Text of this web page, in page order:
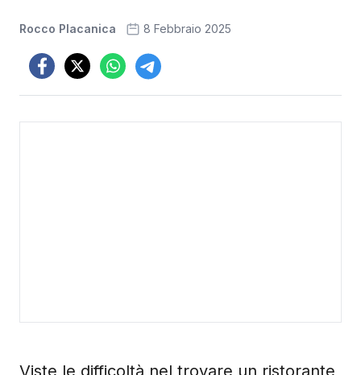
Rocco Placanica 8 Febbraio 2025
Viste le difficoltà nel trovare un ristorante